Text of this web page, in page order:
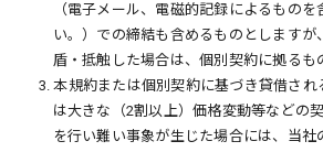
（電子メール、電磁的記録によるもの
い。）での締結も含めるものとします
盾・抵触した場合は、個別契約に拠るも
3. 本規約または個別契約に基づき貸借さ
は大きな（2割以上）価格変動等などの
を行い難い事象が生じた場合には、当